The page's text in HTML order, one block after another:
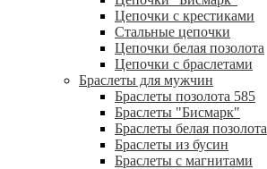
Цепочки с крестиками
Стальные цепочки
Цепочки белая позолота
Цепочки с браслетами
Браслеты для мужчин
Браслеты позолота 585
Браслеты "Бисмарк"
Браслеты белая позолота
Браслеты из бусин
Браслеты с магнитами